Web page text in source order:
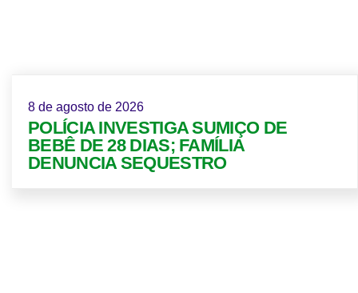
8 de agosto de 2026
POLÍCIA INVESTIGA SUMIÇO DE
BEBÊ DE 28 DIAS; FAMÍLIA
DENUNCIA SEQUESTRO